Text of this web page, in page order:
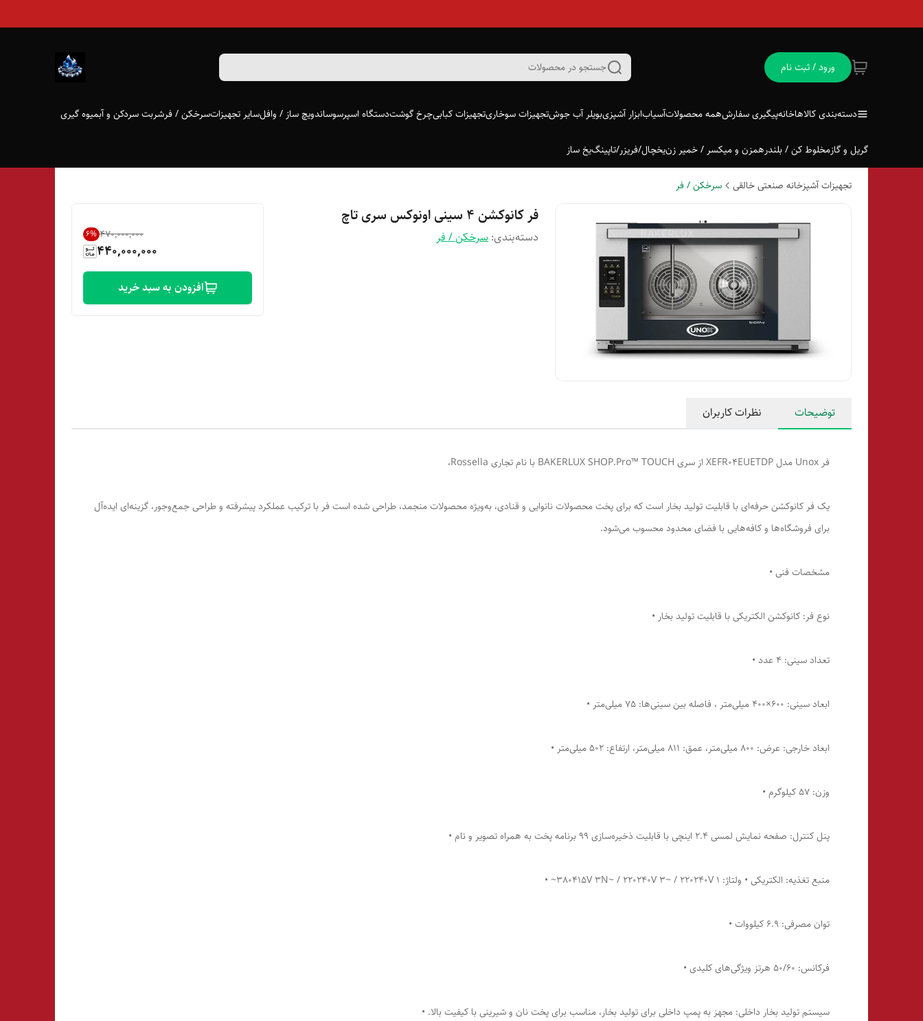
ورود / ثبت نام جستجو در محصولات
دسته‌بندی کالاهاخانهپیگیری سفارشهمه محصولاتآسیابابزار آشپزیبویلر آب جوشتجهیزات سوخاریتجهیزات کبابیچرخ گوشتدستگاه اسپرسوساندویچ ساز / وافلسایر تجهیزاتسرخکن / فرشربت سردکن و آبمیوه گیری
گریل و گازمخلوط کن / بلندرهمزن و میکسر / خمیر زنیخچال/فریزر/تاپینگیخ ساز
تجهیزات آشپزخانه صنعتی خالقی سرخکن / فر
فر کانوکشن ۴ سینی اونوکس سری تاچ
دسته‌بندی:سرخکن / فر ۴۷۰٬۰۰۰٬۰۰۰ 6%
440,000,000
افزودن به سبد خرید
توضیحات نظرات کاربران
فر Unox مدل XEFR04EUETDP از سری BAKERLUX SHOP.Pro™ TOUCH با نام تجاری Rossella،
یک فر کانوکشن حرفه‌ای با قابلیت تولید بخار است که برای پخت محصولات نانوایی و قنادی، به‌ویژه محصولات منجمد، طراحی شده است فر با ترکیب عملکرد پیشرفته و طراحی جمع‌وجور، گزینه‌ای ایده‌آل
برای فروشگاه‌ها و کافه‌هایی با فضای محدود محسوب می‌شود.
مشخصات فنی •
نوع فر: کانوکشن الکتریکی با قابلیت تولید بخار •
تعداد سینی: 4 عدد •
ابعاد سینی: 600×400 میلی‌متر ، فاصله بین سینی‌ها: 75 میلی‌متر •
ابعاد خارجی: عرض: 800 میلی‌متر، عمق: 811 میلی‌متر، ارتفاع: 502 میلی‌متر •
وزن: 57 کیلوگرم •
پنل کنترل: صفحه نمایش لمسی 2.4 اینچی با قابلیت ذخیره‌سازی 99 برنامه پخت به همراه تصویر و نام •
منبع تغذیه: الکتریکی • ولتاژ: 380415V 3N~ / 220240V 3~ / 220240V 1~ •
توان مصرفی: 6.9 کیلووات •
فرکانس: 50/60 هرتز ویژگی‌های کلیدی •
سیستم تولید بخار داخلی: مجهز به پمپ داخلی برای تولید بخار، مناسب برای پخت نان و شیرینی با کیفیت بالا. •